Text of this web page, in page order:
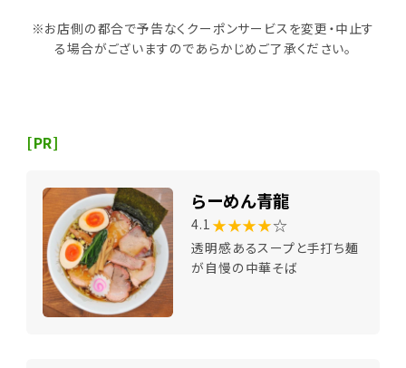
※お店側の都合で予告なくクーポンサービスを変更・中止す
る場合がございますのであらかじめご了承ください。
[PR]
らーめん青龍
4.1 ★★★★☆
透明感あるスープと手打ち麺
が自慢の中華そば